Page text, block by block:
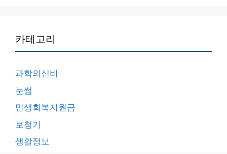
카테고리
과학의신비
눈썹
민생회복지원금
보청기
생활정보